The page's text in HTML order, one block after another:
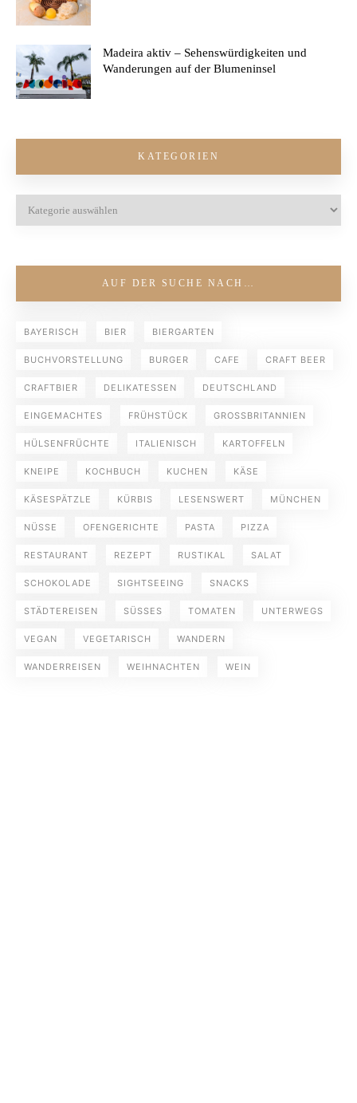
Madeira aktiv – Sehenswürdigkeiten und
Wanderungen auf der Blumeninsel
KATEGORIEN
AUF DER SUCHE NACH…
BAYERISCH BIER BIERGARTEN
BUCHVORSTELLUNG BURGER CAFE CRAFT BEER
CRAFTBIER DELIKATESSEN DEUTSCHLAND
EINGEMACHTES FRÜHSTÜCK GROSSBRITANNIEN
HÜLSENFRÜCHTE ITALIENISCH KARTOFFELN
KNEIPE KOCHBUCH KUCHEN KÄSE
KÄSESPÄTZLE KÜRBIS LESENSWERT MÜNCHEN
NÜSSE OFENGERICHTE PASTA PIZZA
RESTAURANT REZEPT RUSTIKAL SALAT
SCHOKOLADE SIGHTSEEING SNACKS
STÄDTEREISEN SÜSSES TOMATEN UNTERWEGS
VEGAN VEGETARISCH WANDERN
WANDERREISEN WEIHNACHTEN WEIN